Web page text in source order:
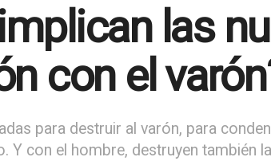
las
con el
para destruir al varón, para
Y con el hombre, destruyen también